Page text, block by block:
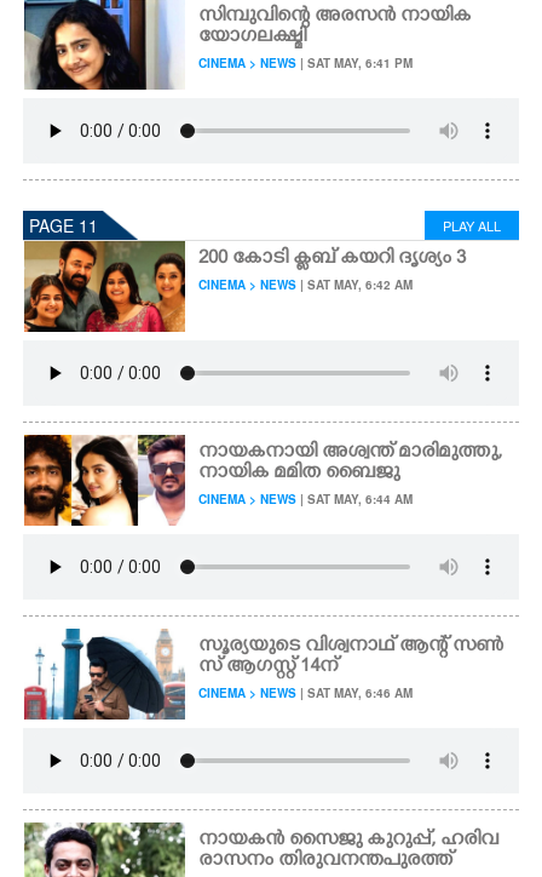
സിമ്പുവിന്റെ അരസൻ നായിക
യോഗലക്ഷ്മി
CINEMA > NEWS | SAT MAY, 6:41 PM
PAGE 11 PLAY ALL
200 കോടി ക്ളബ് കയറി ദൃശ്യം 3
CINEMA > NEWS | SAT MAY, 6:42 AM
നായകനായി അശ്വന്ത് മാരിമുത്തു,
നായിക മമിത ബൈജു
CINEMA > NEWS | SAT MAY, 6:44 AM
സൂര്യയുടെ വിശ്വനാഥ് ആന്റ് സൺ
സ് ആഗസ്റ്റ് 14ന്
CINEMA > NEWS | SAT MAY, 6:46 AM
നായകൻ സൈജു കുറുപ്പ്, ഹരിവ
രാസനം തിരുവനന്തപുരത്ത്